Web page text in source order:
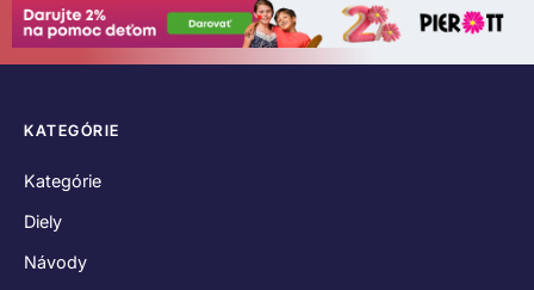
KATEGÓRIE
Kategórie
Diely
Návody